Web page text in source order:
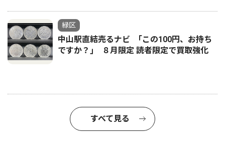
緑区
中山駅直結売るナビ ｢この100円、お持ち
ですか？｣ ８月限定 読者限定で買取強化
すべて見る